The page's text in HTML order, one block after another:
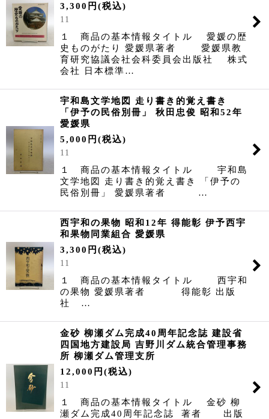
3,300 円 (税込)
11
１ 商品の基本情報タイトル 愛媛の歴
史ものがたり 愛媛県著者 愛媛県教
育研究協議会社会科委員会出版社 株式
会社 日本標準…
宇和島文学地図 走り書き的覚え書き
「伊予の民俗別冊」 秋田忠俊 昭和52年
愛媛県
5,000 円 (税込)
11
１ 商品の基本情報タイトル 宇和島
文学地図 走り書き的覚え書き 「伊予の
民俗別冊」 愛媛県著者 …
西宇和の果物 昭和12年 得能彰 伊予西宇
和果物同業組合 愛媛県
3,300 円 (税込)
11
１ 商品の基本情報タイトル 西宇和
の果物 愛媛県著者 得能彰 出版
社 …
金砂 柳瀬ダム完成40周年記念誌 建設省
四国地方建設局 吉野川ダム統合管理事務
所 柳瀬ダム管理支所
12,000 円 (税込)
11
１ 商品の基本情報タイトル 金砂 柳
瀬ダム完成40周年記念誌 著者 出版